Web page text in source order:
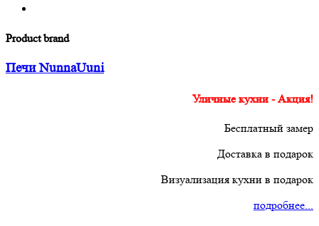
Product brand
Печи NunnaUuni
Уличные кухни - Акция!
Бесплатный замер
Доставка в подарок
Визуализация кухни в подарок
подробнее...